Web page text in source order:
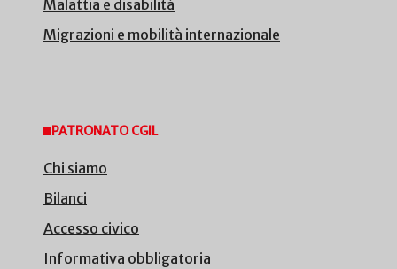
Malattia e disabilità
Migrazioni e mobilità internazionale
PATRONATO CGIL
Chi siamo
Bilanci
Accesso civico
Informativa obbligatoria